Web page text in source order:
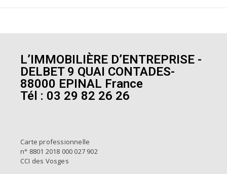
L’IMMOBILIÈRE D’ENTREPRISE -
DELBET 9 QUAI CONTADES-
88000 EPINAL France
Tél : 03 29 82 26 26
Carte professionnelle
n° 8801 2018 000 027 902
CCI des Vosges